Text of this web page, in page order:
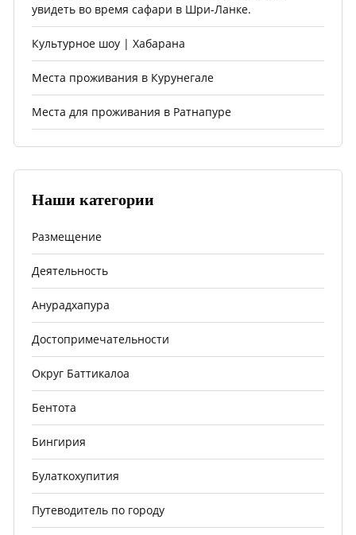
увидеть во время сафари в Шри-Ланке.
Культурное шоу | Хабарана
Места проживания в Курунегале
Места для проживания в Ратнапуре
Наши категории
Размещение
Деятельность
Анурадхапура
Достопримечательности
Округ Баттикалоа
Бентота
Бингирия
Булаткохупития
Путеводитель по городу